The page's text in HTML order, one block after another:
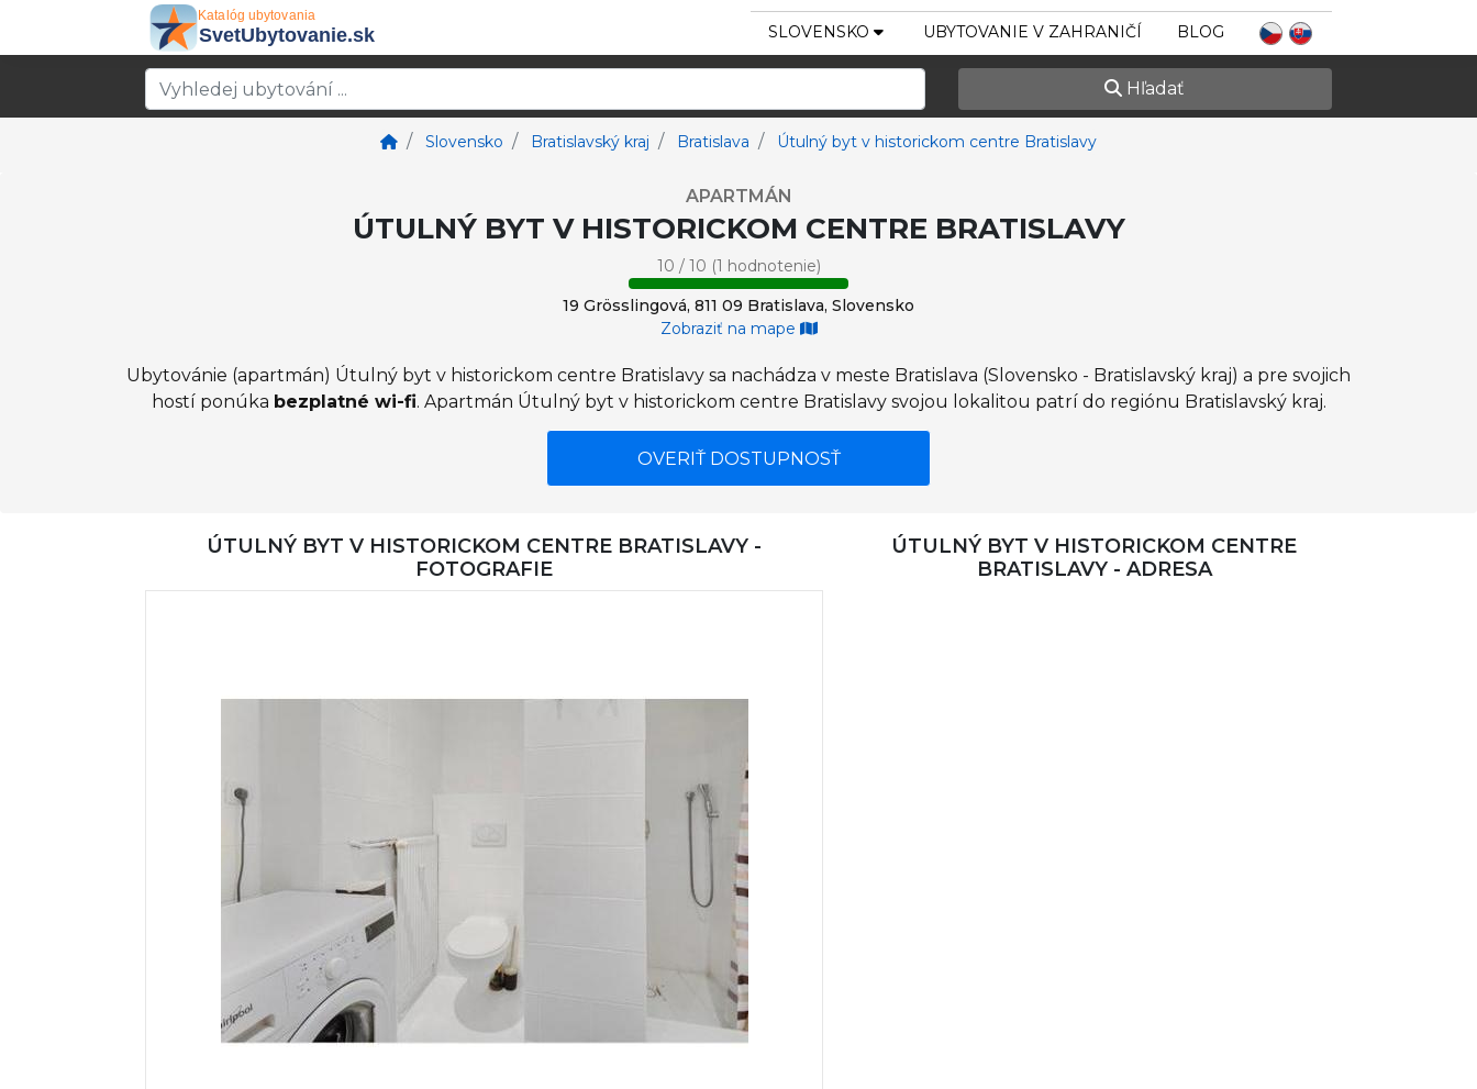
SLOVENSKO UBYTOVANIE V ZAHRANIČÍ BLOG
Hľadať
Slovensko Bratislavský kraj Bratislava Útulný byt v historickom centre Bratislavy
APARTMÁN
ÚTULNÝ BYT V HISTORICKOM CENTRE BRATISLAVY
10 / 10 (1 hodnotenie)
19 Grösslingová, 811 09 Bratislava, Slovensko
Zobraziť na mape
Ubytovánie (apartmán) Útulný byt v historickom centre Bratislavy sa nachádza v meste Bratislava (Slovensko - Bratislavský kraj) a pre svojich
hostí ponúka bezplatné wi-fi. Apartmán Útulný byt v historickom centre Bratislavy svojou lokalitou patrí do regiónu Bratislavský kraj.
OVERIŤ DOSTUPNOSŤ
ÚTULNÝ BYT V HISTORICKOM CENTRE BRATISLAVY -
FOTOGRAFIE
ÚTULNÝ BYT V HISTORICKOM CENTRE
BRATISLAVY - ADRESA